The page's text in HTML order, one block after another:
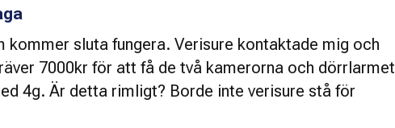
kommer sluta fungera. Verisure kontaktade mig och
7000kr för att få de två kamerorna och dörrlarmet
4g. Är detta rimligt? Borde inte verisure stå för